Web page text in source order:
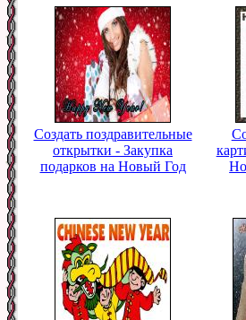
Создать поздравительные
открытки - Закупка
подарков на Новый Год